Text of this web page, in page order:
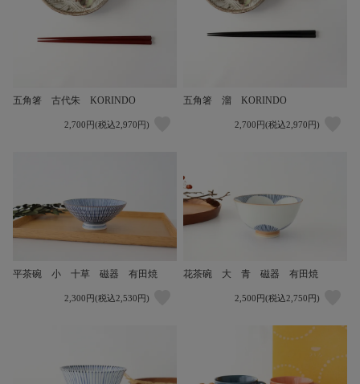
五角箸 古代朱 KORINDO
2,700円(税込2,970円)
五角箸 溜 KORINDO
2,700円(税込2,970円)
平茶碗 小 十草 磁器 有田焼
2,300円(税込2,530円)
花茶碗 大 青 磁器 有田焼
2,500円(税込2,750円)